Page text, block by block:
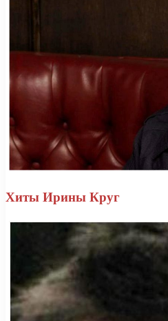
Хиты Ирины Круг